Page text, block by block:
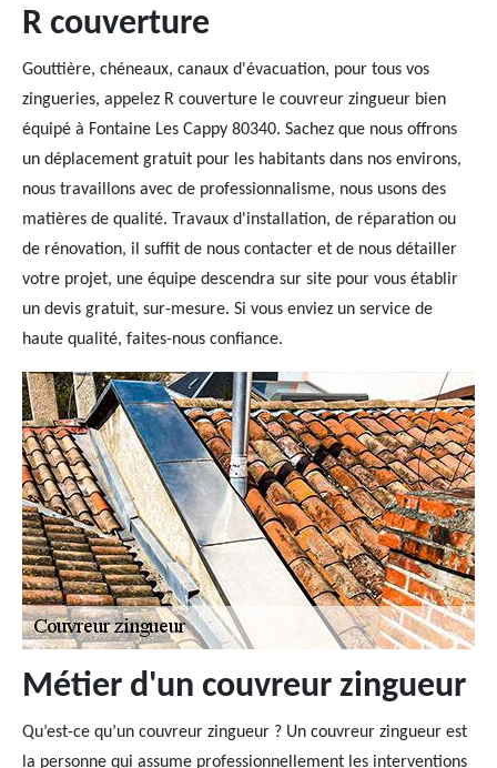
R couverture
Gouttière, chéneaux, canaux d'évacuation, pour tous vos
zingueries, appelez R couverture le couvreur zingueur bien
équipé à Fontaine Les Cappy 80340. Sachez que nous offrons
un déplacement gratuit pour les habitants dans nos environs,
nous travaillons avec de professionnalisme, nous usons des
matières de qualité. Travaux d'installation, de réparation ou
de rénovation, il suffit de nous contacter et de nous détailler
votre projet, une équipe descendra sur site pour vous établir
un devis gratuit, sur-mesure. Si vous enviez un service de
haute qualité, faites-nous confiance.
Métier d'un couvreur zingueur
Qu’est-ce qu’un couvreur zingueur ? Un couvreur zingueur est
la personne qui assume professionnellement les interventions